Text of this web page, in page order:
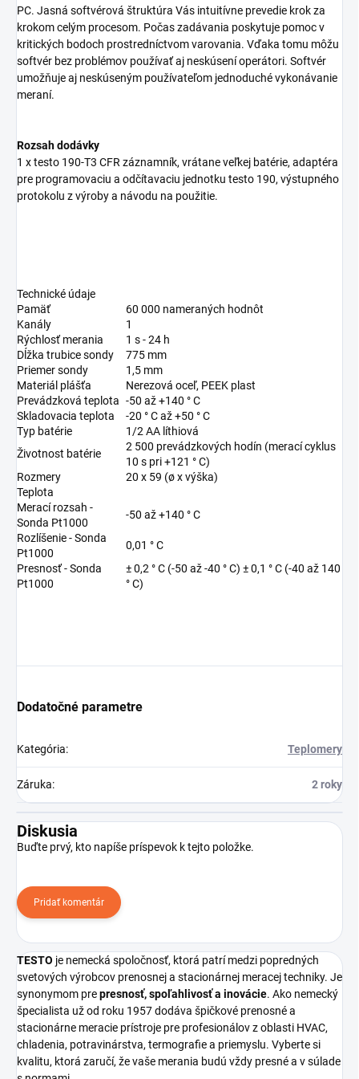
PC. Jasná softvérová štruktúra Vás intuitívne prevedie krok za
krokom celým procesom. Počas zadávania poskytuje pomoc v
kritických bodoch prostredníctvom varovania. Vďaka tomu môžu
softvér bez problémov používať aj neskúsení operátori. Softvér
umožňuje aj neskúseným používateľom jednoduché vykonávanie
meraní.
Rozsah dodávky
1 x testo 190-T3 CFR záznamník, vrátane veľkej batérie, adaptéra
pre programovaciu a odčítavaciu jednotku testo 190, výstupného
protokolu z výroby a návodu na použitie.
Technické údaje
Pamäť
60 000 nameraných hodnôt
Kanály
1
Rýchlosť merania
1 s - 24 h
Dĺžka trubice sondy
775 mm
Priemer sondy
1,5 mm
Materiál plášťa
Nerezová oceľ, PEEK plast
Prevádzková teplota -50 až +140 ° C
Skladovacia teplota
-20 ° C až +50 ° C
Typ batérie
1/2 AA líthiová
Životnost batérie
2 500 prevádzkových hodín (merací cyklus
10 s pri +121 ° C)
Rozmery
20 x 59 (ø x výška)
Teplota
Merací rozsah -
Sonda Pt1000
-50 až +140 ° C
Rozlíšenie - Sonda
Pt1000
0,01 ° C
Presnosť - Sonda
Pt1000
± 0,2 ° C (-50 až -40 ° C) ± 0,1 ° C (-40 až 140
° C)
Dodatočné parametre
Kategória: Teplomery
Záruka: 2 roky
Diskusia
Buďte prvý, kto napíše príspevok k tejto položke.
Pridať komentár
TESTO je nemecká spoločnosť, ktorá patrí medzi popredných
svetových výrobcov prenosnej a stacionárnej meracej techniky. Je
synonymom prepresnosť, spoľahlivosť a inovácie. Ako nemecký
špecialista už od roku 1957 dodáva špičkové prenosné a
stacionárne meracie prístroje pre profesionálov z oblasti HVAC,
chladenia, potravinárstva, termografie a priemyslu. Vyberte si
kvalitu, ktorá zaručí, že vaše merania budú vždy presné a v súlade